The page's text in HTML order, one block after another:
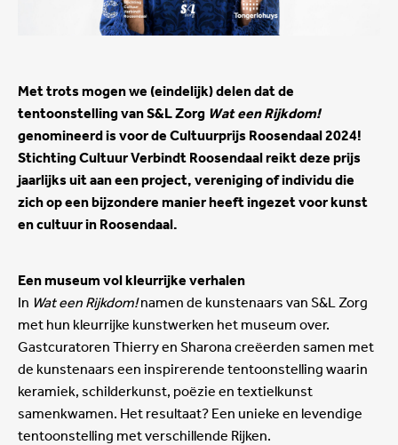
Met trots mogen we (eindelijk) delen dat de
tentoonstelling van S&L Zorg Wat een Rijkdom!
genomineerd is voor de Cultuurprijs Roosendaal 2024!
Stichting Cultuur Verbindt Roosendaal reikt deze prijs
jaarlijks uit aan een project, vereniging of individu die
zich op een bijzondere manier heeft ingezet voor kunst
en cultuur in Roosendaal.
Een museum vol kleurrijke verhalen
In Wat een Rijkdom!namen de kunstenaars van S&L Zorg
met hun kleurrijke kunstwerken het museum over.
Gastcuratoren Thierry en Sharona creëerden samen met
de kunstenaars een inspirerende tentoonstelling waarin
keramiek, schilderkunst, poëzie en textielkunst
samenkwamen. Het resultaat? Een unieke en levendige
tentoonstelling met verschillende Rijken.